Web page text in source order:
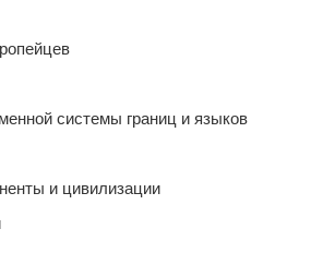
системы границ и языков
и цивилизации